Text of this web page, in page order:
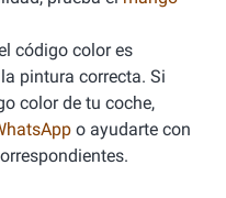
código color es
pintura correcta. Si
color de tu coche,
o ayudarte con